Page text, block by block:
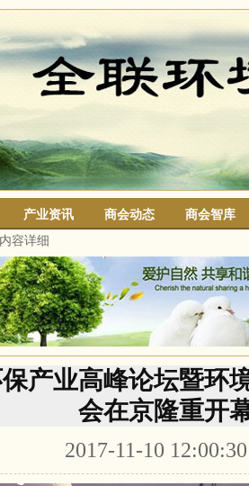
产业资讯 商会动态
商会智库
容详细
产业高峰论坛暨环
会在京隆重开
2017-11-10